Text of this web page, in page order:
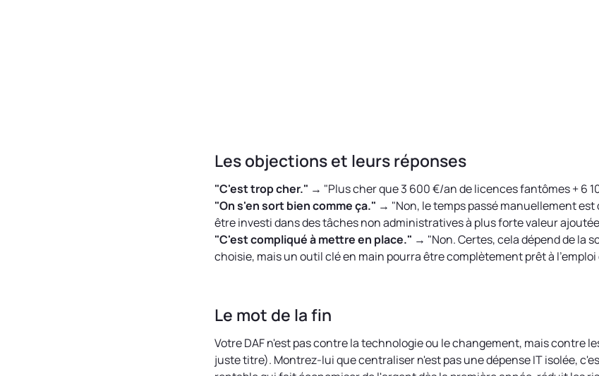
Les objections et leurs réponses
"C'est trop cher." → "Plus cher que 3 600 €/an de licences fantômes + 6
"On s'en sort bien comme ça." → "Non, le temps passé manuellement
être investi dans des tâches non administratives à plus forte valeur
"C'est compliqué à mettre en place." → "Non. Certes, cela dépend de la
choisie, mais un outil clé en main pourra être complètement prêt à
Le mot de la fin
Votre DAF n'est pas contre la technologie ou le changement, mais contre
juste titre). Montrez-lui que centraliser n'est pas une dépense IT isolée,